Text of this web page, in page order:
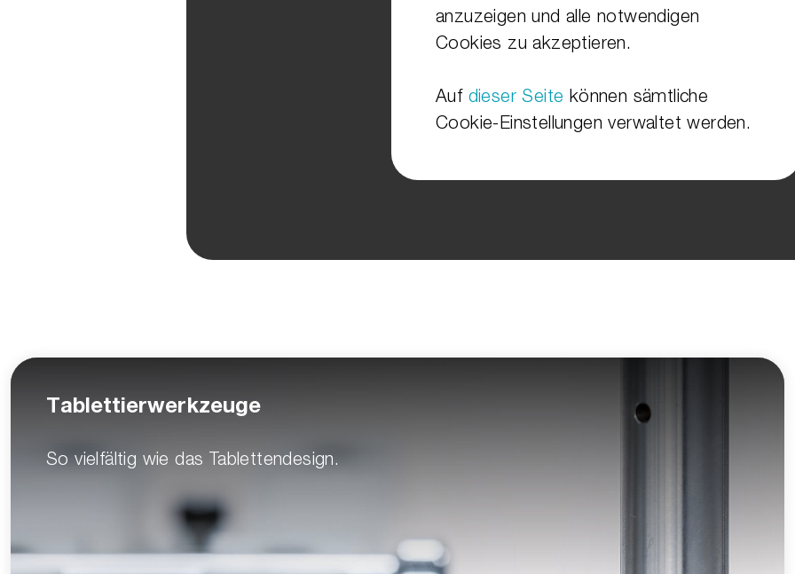
anzuzeigen und alle notwendigen
Cookies zu akzeptieren.
Auf dieser Seite können sämtliche
Cookie-Einstellungen verwaltet werden.
Tablettierwerkzeuge
So vielfältig wie das Tablettendesign.